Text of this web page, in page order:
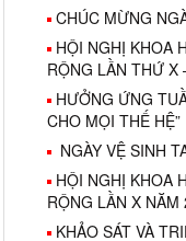
CHÚC MỪNG
HỘI NGHỊ KHOA
RỘNG LẦN THỨ X
HƯỞNG ỨNG
CHO MỌI THẾ HỆ”
NGÀY VỆ SINH
HỘI NGHỊ KHOA
RỘNG LẦN X NĂM
KHẢO SÁT VÀ